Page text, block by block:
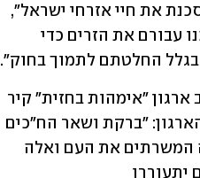
בגלל החלטתם לתמוך בחוק".